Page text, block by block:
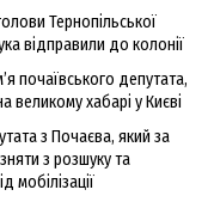
Тернопільської
відправили до колонії
почаївського депутата,
великому хабарі у Києві
з Почаєва, який за
з розшуку та
мобілізації